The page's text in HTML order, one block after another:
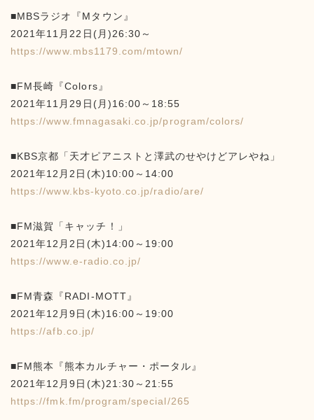
■MBSラジオ『Mタウン』
2021年11月22日(月)26:30～
https://www.mbs1179.com/mtown/
■FM長崎『Colors』
2021年11月29日(月)16:00～18:55
https://www.fmnagasaki.co.jp/program/colors/
■KBS京都「天才ピアニストと澤武のせやけどアレやね」
2021年12月2日(木)10:00～14:00
https://www.kbs-kyoto.co.jp/radio/are/
■FM滋賀「キャッチ！」
2021年12月2日(木)14:00～19:00
https://www.e-radio.co.jp/
■FM青森『RADI-MOTT』
2021年12月9日(木)16:00～19:00
https://afb.co.jp/
■FM熊本『熊本カルチャー・ポータル』
2021年12月9日(木)21:30～21:55
https://fmk.fm/program/special/265